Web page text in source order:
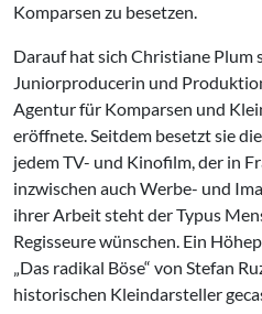
Komparsen zu besetzen.
Darauf hat sich Christiane Plum
Juniorproducerin und
Agentur für Komparsen und
eröffnete. Seitdem besetzt sie
jedem TV- und Kinofilm, der in
inzwischen auch Werbe- und
ihrer Arbeit steht der Typus
Regisseure wünschen. Ein
„Das radikal Böse“ von Stefan
historischen Kleindarsteller